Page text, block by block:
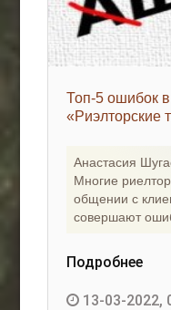
Топ-5 ошибок в
«Риэлторские
Анастасия
Многие
общении с
совершают
Подробнее
13-03-2022,